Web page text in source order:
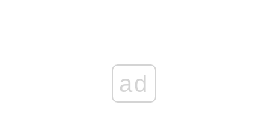
ad